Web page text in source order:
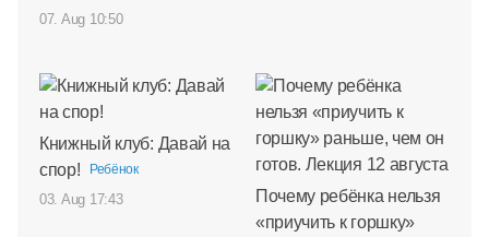
07. Aug 10:50
Книжный клуб: Давай на
спор!
Ребёнок
03. Aug 17:43
Почему ребёнка нельзя
«приучить к горшку»